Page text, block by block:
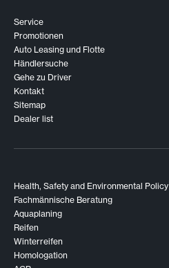
Service
Promotionen
Auto Leasing und Flotte
Händlersuche
Gehe zu Driver
Kontakt
Sitemap
Dealer list
Health, Safety and Environmental Policy
Fachmännische Beratung
Aquaplaning
Reifen
Winterreifen
Homologation